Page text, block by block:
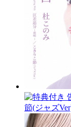
節(ジャズ